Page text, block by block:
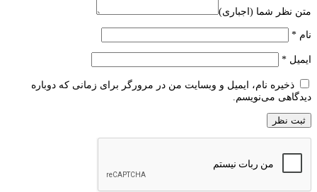
متن نظر شما (اجباری)
نام *
ایمیل *
ذخیره نام، ایمیل و وبسایت من در مرورگر برای زمانی که دوباره
دیدگاهی می‌نویسم.